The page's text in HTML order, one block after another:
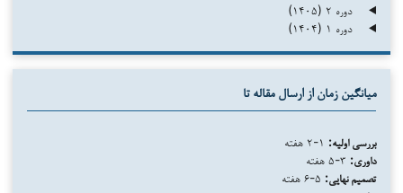
دوره ۲ (۱۴۰۵)
دوره ۱ (۱۴۰۴)
میانگین زمان از ارسال مقاله تا
بررسی اولیه:
داوری:
تصمیم نهایی: